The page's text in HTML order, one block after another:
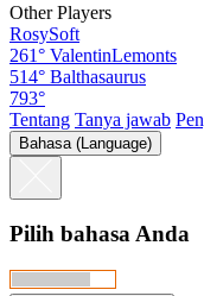
Other Players
RosySoft
261° ValentinLemonts
514° Balthasaurus
793°
Tentang Tanya jawab
Bahasa (Language)
Pilih bahasa Anda